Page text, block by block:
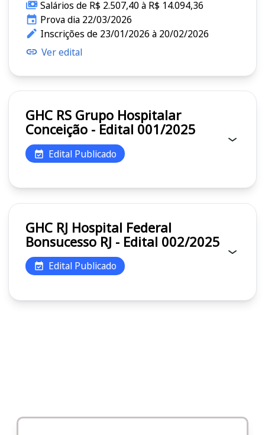
Salários de R$ 2.507,40 à R$ 14.094,36
Prova dia 22/03/2026
Inscrições de 23/01/2026 à 20/02/2026
Ver edital
GHC RS Grupo Hospitalar
Conceição - Edital 001/2025
Edital Publicado
GHC RJ Hospital Federal
Bonsucesso RJ - Edital 002/2025
Edital Publicado